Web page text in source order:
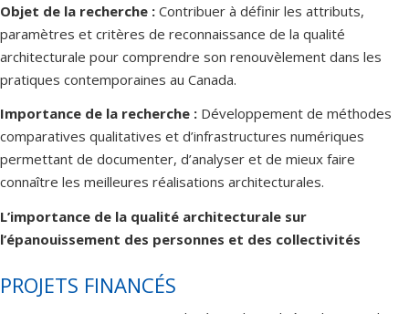
Objet de la recherche : Contribuer à définir les attributs,
paramètres et critères de reconnaissance de la qualité
architecturale pour comprendre son renouvèlement dans les
pratiques contemporaines au Canada.
Importance de la recherche : Développement de méthodes
comparatives qualitatives et d’infrastructures numériques
permettant de documenter, d’analyser et de mieux faire
connaître les meilleures réalisations architecturales.
L’importance de la qualité architecturale sur
l’épanouissement des personnes et des collectivités
PROJETS FINANCÉS